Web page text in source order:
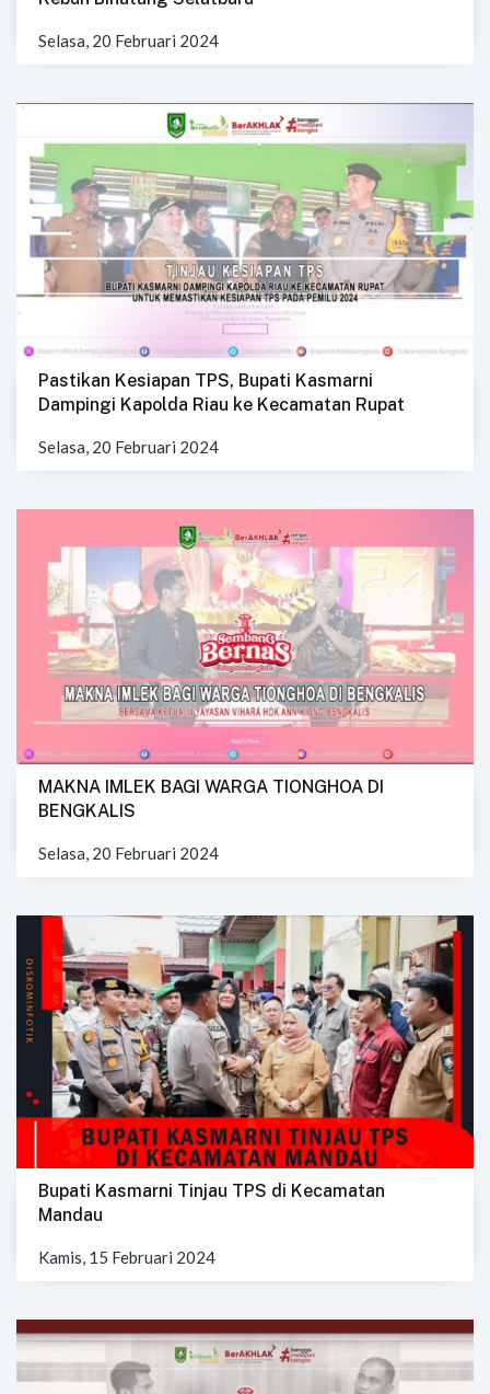
Selasa, 20 Februari 2024
Pastikan Kesiapan TPS, Bupati Kasmarni
Dampingi Kapolda Riau ke Kecamatan Rupat
Selasa, 20 Februari 2024
MAKNA IMLEK BAGI WARGA TIONGHOA DI
BENGKALIS
Selasa, 20 Februari 2024
Bupati Kasmarni Tinjau TPS di Kecamatan
Mandau
Kamis, 15 Februari 2024